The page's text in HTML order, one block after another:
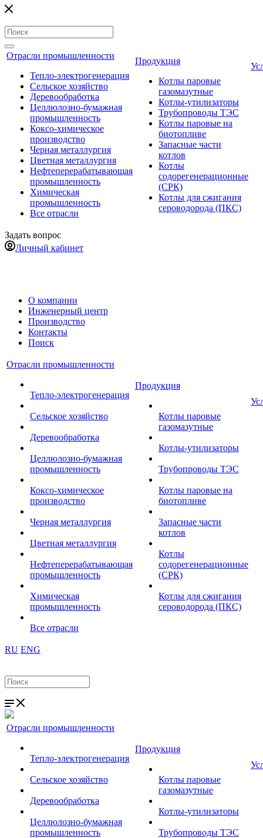
Отрасли промышленности
Тепло-электрогенерация
Сельское хозяйство
Деревообработка
Целлюлозно-бумажная
промышленность
Коксо-химическое
производство
Черная металлургия
Цветная металлургия
Нефтеперерабатывающая
промышленность
Химическая
промышленность
Все отрасли
Продукция
Котлы паровые
газомазутные
Котлы-утилизаторы
Трубопроводы ТЭС
Котлы паровые на
биотопливе
Запасные части
котлов
Котлы
содорегенерационные
(СРК)
Котлы для сжигания
сероводорода (ПКС)
Задать вопрос
Личный кабинет
О компании
Инженерный центр
Производство
Контакты
Поиск
Отрасли промышленности
Тепло-электрогенерация
Сельское хозяйство
Деревообработка
Целлюлозно-бумажная
промышленность
Коксо-химическое
производство
Черная металлургия
Цветная металлургия
Нефтеперерабатывающая
промышленность
Химическая
промышленность
Все отрасли
Продукция
Котлы паровые
газомазутные
Котлы-утилизаторы
Трубопроводы ТЭС
Котлы паровые на
биотопливе
Запасные части
котлов
Котлы
содорегенерационные
(СРК)
Котлы для сжигания
сероводорода (ПКС)
RU ENG
Отрасли промышленности
Тепло-электрогенерация
Сельское хозяйство
Деревообработка
Целлюлозно-бумажная
промышленность
Продукция
Котлы паровые
газомазутные
Котлы-утилизаторы
Трубопроводы ТЭС